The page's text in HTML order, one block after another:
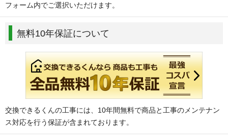
フォーム内でご選択いただけます。
無料10年保証について
交換できるくんの工事には、10年間無料で商品と工事のメンテナン
ス対応を行う保証が含まれております。